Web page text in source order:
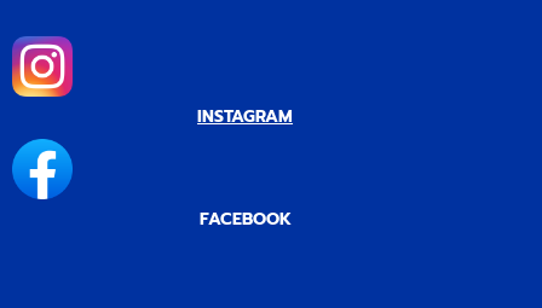
INSTAGRAM
FACEBOOK